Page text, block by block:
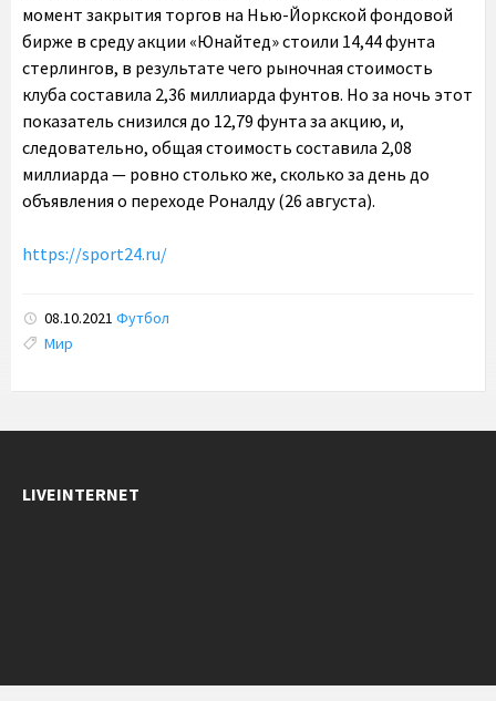
момент закрытия торгов на Нью-Йоркской фондовой
бирже в среду акции «Юнайтед» стоили 14,44 фунта
стерлингов, в результате чего рыночная стоимость
клуба составила 2,36 миллиарда фунтов. Но за ночь этот
показатель снизился до 12,79 фунта за акцию, и,
следовательно, общая стоимость составила 2,08
миллиарда — ровно столько же, сколько за день до
объявления о переходе Роналду (26 августа).
https://sport24.ru/
08.10.2021 Футбол
Tags:
Мир
LIVEINTERNET